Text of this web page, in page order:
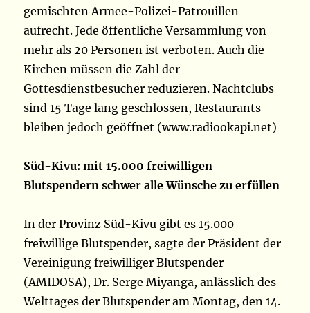
gemischten Armee-Polizei-Patrouillen
aufrecht. Jede öffentliche Versammlung von
mehr als 20 Personen ist verboten. Auch die
Kirchen müssen die Zahl der
Gottesdienstbesucher reduzieren. Nachtclubs
sind 15 Tage lang geschlossen, Restaurants
bleiben jedoch geöffnet (www.radiookapi.net)
Süd-Kivu: mit 15.000 freiwilligen
Blutspendern schwer alle Wünsche zu erfüllen
In der Provinz Süd-Kivu gibt es 15.000
freiwillige Blutspender, sagte der Präsident der
Vereinigung freiwilliger Blutspender
(AMIDOSA), Dr. Serge Miyanga, anlässlich des
Welttages der Blutspender am Montag, den 14.